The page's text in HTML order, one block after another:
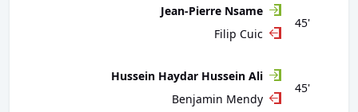
45'
Jean-Pierre Nsame
Filip Cuic
45'
Hussein Haydar Hussein Ali
Benjamin Mendy